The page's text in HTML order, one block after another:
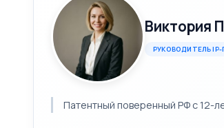
Виктория
РУКОВОДИТЕЛЬ IP-
Патентный поверенный РФ с 12-